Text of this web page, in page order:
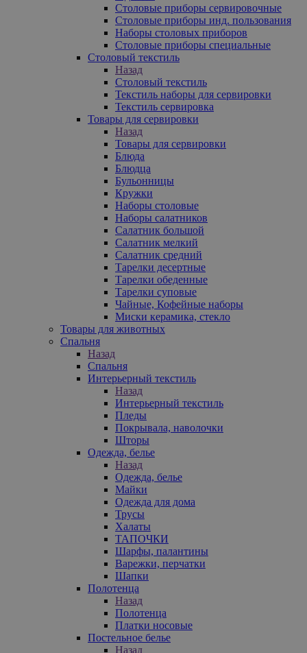
Столовые приборы сервировочные
Столовые приборы инд. пользования
Наборы столовых приборов
Столовые приборы специальные
Столовый текстиль
Назад
Столовый текстиль
Текстиль наборы для сервировки
Текстиль сервировка
Товары для сервировки
Назад
Товары для сервировки
Блюда
Блюдца
Бульонницы
Кружки
Наборы столовые
Наборы салатников
Салатник большой
Салатник мелкий
Салатник средний
Тарелки десертные
Тарелки обеденные
Тарелки суповые
Чайные, Кофейные наборы
Миски керамика, стекло
Товары для животных
Спальня
Назад
Спальня
Интерьерный текстиль
Назад
Интерьерный текстиль
Пледы
Покрывала, наволочки
Шторы
Одежда, белье
Назад
Одежда, белье
Майки
Одежда для дома
Трусы
Халаты
ТАПОЧКИ
Шарфы, палантины
Варежки, перчатки
Шапки
Полотенца
Назад
Полотенца
Платки носовые
Постельное белье
Назад